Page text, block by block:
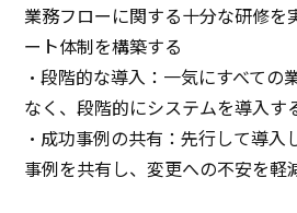
業務フローに関する十分な研修を
ート体制を構築する
・段階的な導入：一気にすべての
なく、段階的にシステムを導入す
・成功事例の共有：先行して導入
事例を共有し、変更への不安を軽